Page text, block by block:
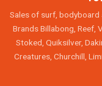
Sales of surf, bodyboard
Brands Billabong, Reef,
Stoked, Quiksilver,
Creatures, Churchill,